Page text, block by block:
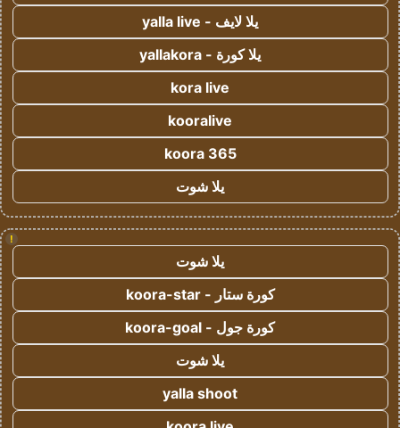
يلا لايف - yalla live
يلا كورة - yallakora
kora live
kooralive
koora 365
يلا شوت
!
يلا شوت
كورة ستار - koora-star
كورة جول - koora-goal
يلا شوت
yalla shoot